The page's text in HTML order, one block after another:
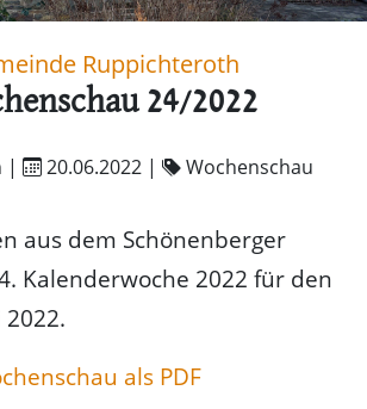
Ruppichteroth
24/2022
| 20.06.2022 | Wochenschau
aus dem Schönenberger
Kalenderwoche 2022 für den
2022.
als PDF